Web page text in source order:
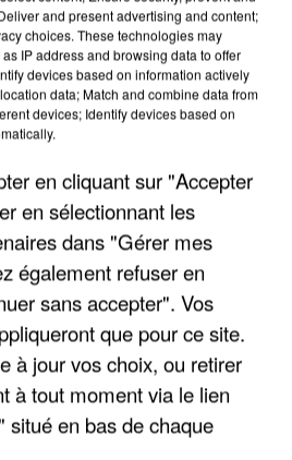
CHANTE
and present advertising and content;
choices. These technologies may
IP address and browsing data to offer
devices based on information actively
data; Match and combine data from
devices; Identify devices based on
en cliquant sur "Accepter
en sélectionnant les
dans "Gérer mes
également refuser en
sans accepter". Vos
que pour ce site.
à jour vos choix, ou retirer
à tout moment via le lien
situé en bas de chaque